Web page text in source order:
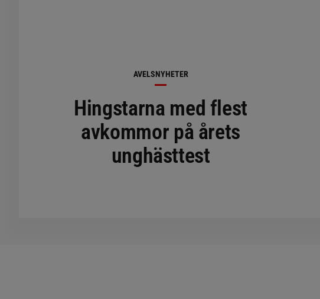
AVELSNYHETER
Hingstarna med flest
avkommor på årets
unghästtest